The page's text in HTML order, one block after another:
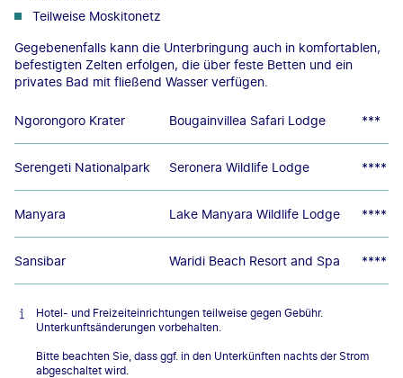
Teilweise Moskitonetz
Gegebenenfalls kann die Unterbringung auch in komfortablen,
befestigten Zelten erfolgen, die über feste Betten und ein
privates Bad mit fließend Wasser verfügen.
Ngorongoro Krater Bougainvillea Safari Lodge ***
Serengeti Nationalpark Seronera Wildlife Lodge ****
Manyara Lake Manyara Wildlife Lodge ****
Sansibar Waridi Beach Resort and Spa ****
Hotel- und Freizeiteinrichtungen teilweise gegen Gebühr.
Unterkunftsänderungen vorbehalten.
Bitte beachten Sie, dass ggf. in den Unterkünften nachts der Strom
abgeschaltet wird.